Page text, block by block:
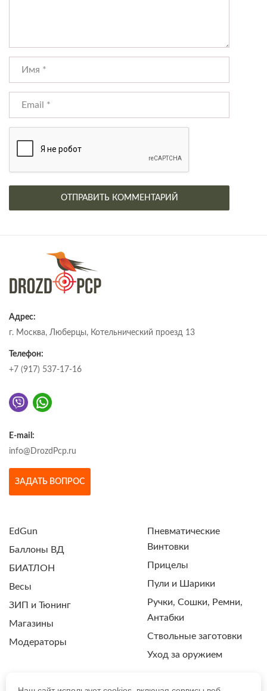
Адрес:
г. Москва, Люберцы, Котельнический проезд 13
Телефон:
+7 (917) 537-17-16
E-mail:
info@DrozdPcp.ru
ЗАДАТЬ ВОПРОС
EdGun
Баллоны ВД
БИАТЛОН
Весы
ЗИП и Тюнинг
Магазины
Модераторы
Пневматические
Винтовки
Прицелы
Пули и Шарики
Ручки, Сошки, Ремни,
Антабки
Ствольные заготовки
Уход за оружием